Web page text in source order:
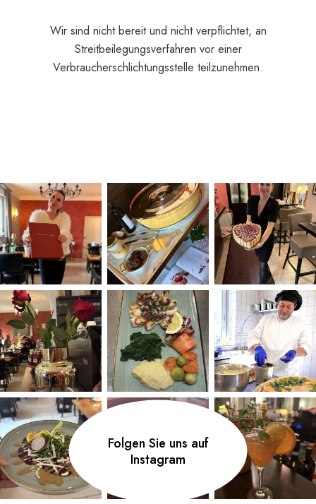
Wir sind nicht bereit und nicht verpflichtet, an
Streitbeilegungsverfahren vor einer
Verbraucherschlichtungsstelle teilzunehmen.
Folgen Sie uns auf
Instagram